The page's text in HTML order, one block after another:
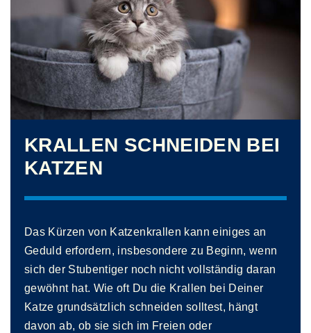
KRALLEN SCHNEIDEN BEI
KATZEN
Das Kürzen von Katzenkrallen kann einiges an
Geduld erfordern, insbesondere zu Beginn, wenn
sich der Stubentiger noch nicht vollständig daran
gewöhnt hat. Wie oft Du die Krallen bei Deiner
Katze grundsätzlich schneiden solltest, hängt
davon ab, ob sie sich im Freien oder